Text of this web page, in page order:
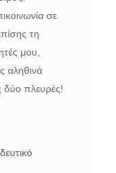
σε
τη
μου,
αληθινά
δύο πλευρές!